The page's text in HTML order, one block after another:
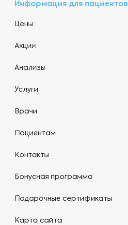
Информация для пациентов
Цены
Акции
Анализы
Услуги
Врачи
Пациентам
Контакты
Бонусная программа
Подарочные сертификаты
Карта сайта